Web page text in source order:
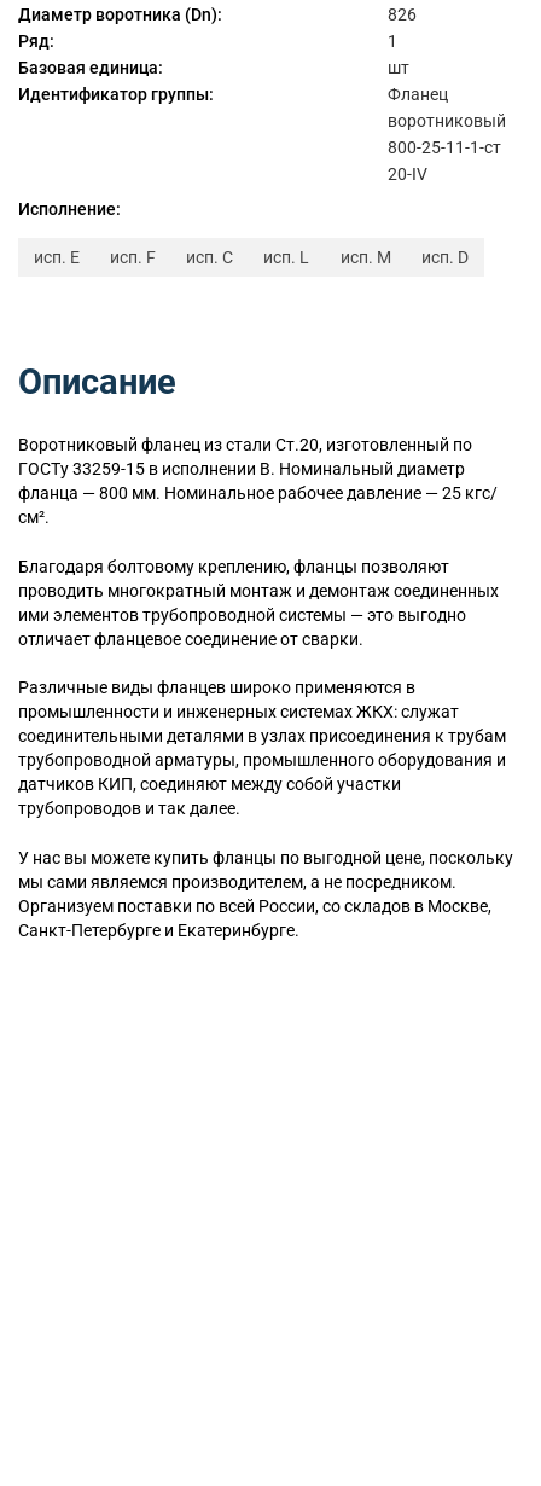
Диаметр воротника (Dn):
826
Ряд:
1
Базовая единица:
шт
Идентификатор группы:
Фланец
воротниковый
800-25-11-1-ст
20-IV
Исполнение:
исп. E исп. F исп. C исп. L исп. M исп. D
Описание
Воротниковый фланец из стали Ст.20, изготовленный по
ГОСТу 33259-15 в исполнении B. Номинальный диаметр
фланца — 800 мм. Номинальное рабочее давление — 25 кгс/
см².
Благодаря болтовому креплению, фланцы позволяют
проводить многократный монтаж и демонтаж соединенных
ими элементов трубопроводной системы — это выгодно
отличает фланцевое соединение от сварки.
Различные виды фланцев широко применяются в
промышленности и инженерных системах ЖКХ: служат
соединительными деталями в узлах присоединения к трубам
трубопроводной арматуры, промышленного оборудования и
датчиков КИП, соединяют между собой участки
трубопроводов и так далее.
У нас вы можете купить фланцы по выгодной цене, поскольку
мы сами являемся производителем, а не посредником.
Организуем поставки по всей России, со складов в Москве,
Санкт-Петербурге и Екатеринбурге.